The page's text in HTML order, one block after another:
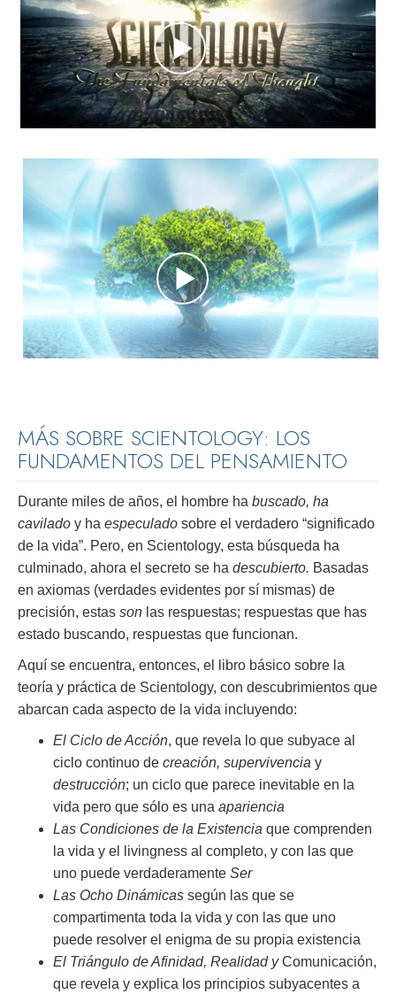
MÁS SOBRE SCIENTOLOGY: LOS
FUNDAMENTOS DEL PENSAMIENTO
Durante miles de años, el hombre ha buscado, ha
cavilado y ha especulado sobre el verdadero “significado
de la vida”. Pero, en Scientology, esta búsqueda ha
culminado, ahora el secreto se ha descubierto. Basadas
en axiomas (verdades evidentes por sí mismas) de
precisión, estas son las respuestas; respuestas que has
estado buscando, respuestas que funcionan.
Aquí se encuentra, entonces, el libro básico sobre la
teoría y práctica de Scientology, con descubrimientos que
abarcan cada aspecto de la vida incluyendo:
El Ciclo de Acción, que revela lo que subyace al
ciclo continuo de creación, supervivencia y
destrucción; un ciclo que parece inevitable en la
vida pero que sólo es una apariencia
Las Condiciones de la Existencia que comprenden
la vida y el livingness al completo, y con las que
uno puede verdaderamente Ser
Las Ocho Dinámicas según las que se
compartimenta toda la vida y con las que uno
puede resolver el enigma de su propia existencia
El Triángulo de Afinidad, RealidadyComunicación,
que revela y explica los principios subyacentes a